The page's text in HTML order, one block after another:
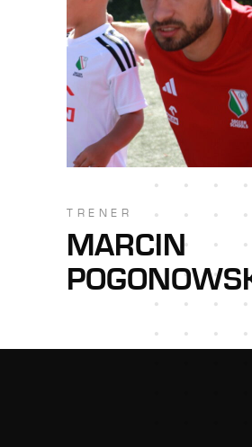
TRENER
MARCIN